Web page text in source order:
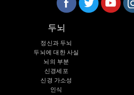
두뇌
정신과 두뇌
두뇌에 대한 사실
뇌의 부분
신경세포
신경 가소성
인식